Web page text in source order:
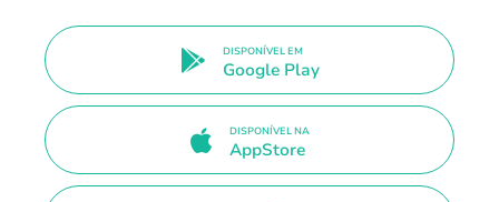
DISPONÍVEL EM
Google Play
DISPONÍVEL NA
AppStore